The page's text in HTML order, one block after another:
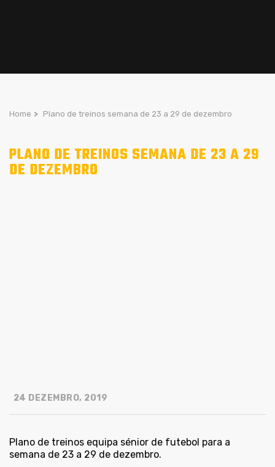
Home > Plano de treinos semana de 23 a 29 de dezembro
PLANO DE TREINOS SEMANA DE 23 A 29
DE DEZEMBRO
24 DEZEMBRO, 2019
Plano de treinos equipa sénior de futebol para a
semana de 23 a 29 de dezembro.